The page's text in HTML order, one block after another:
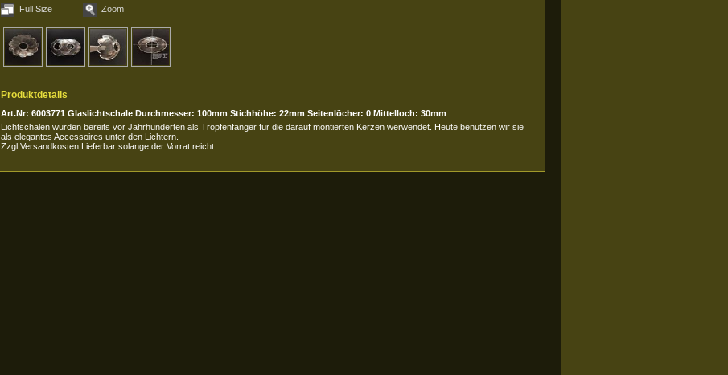
Full Size Zoom
Produktdetails
Art.Nr: 6003771 Glaslichtschale Durchmesser: 100mm Stichhöhe: 22mm Seitenlöcher: 0 Mittelloch: 30mm
Lichtschalen wurden bereits vor Jahrhunderten als Tropfenfänger für die darauf montierten Kerzen werwendet. Heute benutzen wir sie
als elegantes Accessoires unter den Lichtern.
Zzgl Versandkosten.Lieferbar solange der Vorrat reicht